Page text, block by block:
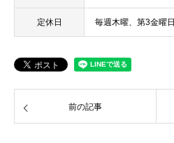
定休日 毎週木曜、第3金曜日
前の記事